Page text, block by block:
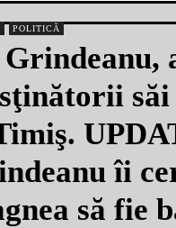
POLITICĂ
săi
îi
să fie